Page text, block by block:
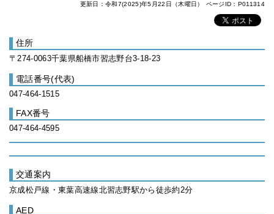
更新日：令和7(2025)年5月22日（木曜日） ページID：P011314
住所
〒274-0063千葉県船橋市習志野台3-18-23
電話番号(代表)
047-464-1515
FAX番号
047-464-4595
交通案内
京成松戸線・東葉高速線北習志野駅から徒歩約2分
AED